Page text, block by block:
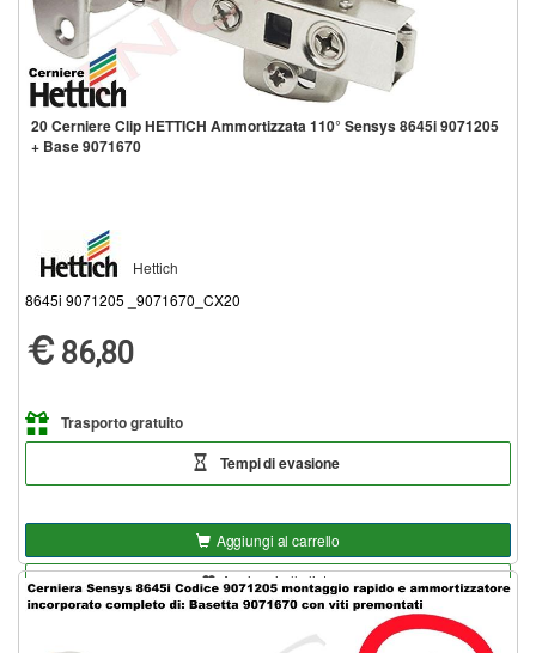
20 Cerniere Clip HETTICH Ammortizzata 110° Sensys 8645i 9071205
+ Base 9071670
Hettich
8645i 9071205 _9071670_CX20
86,80
Trasporto gratuito
Tempi di evasione
Aggiungi al carrello
Aggiungi alla lista